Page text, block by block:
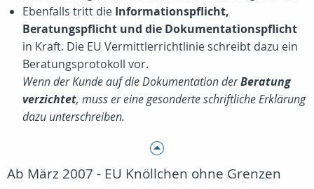
Ebenfalls tritt die Informationspflicht,
Beratungspflicht und die Dokumentationspflicht
in Kraft. Die EU Vermittlerrichtlinie schreibt dazu ein
Beratungsprotokoll vor.
Wenn der Kunde auf die Dokumentation derBeratung
verzichtet, muss er eine gesonderte schriftliche Erklärung
dazu unterschreiben.
Ab März 2007 - EU Knöllchen ohne Grenzen